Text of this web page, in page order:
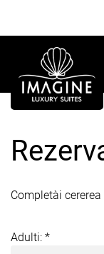
Completați
Adulti: *